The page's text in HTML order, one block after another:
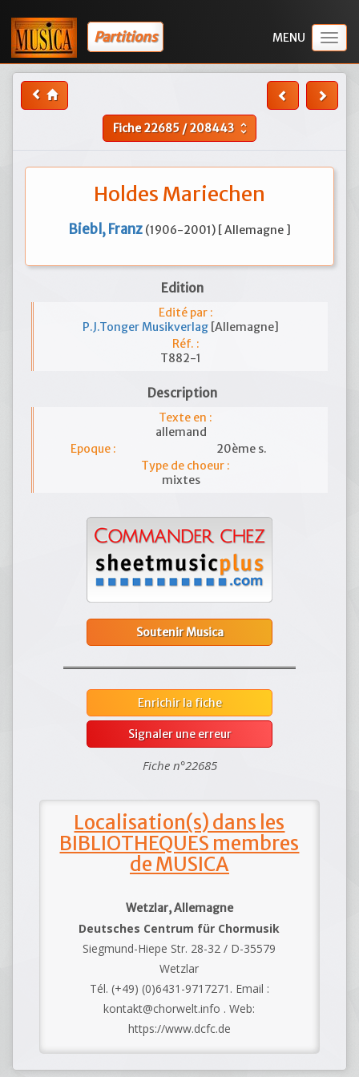
Partitions
Fiche22685 /208443 unfold_more
Holdes Mariechen
Biebl, Franz (1906-2001) [ Allemagne ]
Edition
Edité par :
P.J.Tonger Musikverlag [Allemagne]
Réf. :
T882-1
Description
Texte en :
allemand
Epoque :
20ème s.
Type de choeur :
mixtes
Soutenir Musica
Enrichir la fiche
Signaler une erreur
Fiche n°22685
Localisation(s) dans les
BIBLIOTHEQUES membres
de MUSICA
Wetzlar, Allemagne
Deutsches Centrum für Chormusik
Siegmund-Hiepe Str. 28-32 / D-35579
Wetzlar
Tél. (+49) (0)6431-9717271. Email :
kontakt@chorwelt.info . Web:
https://www.dcfc.de